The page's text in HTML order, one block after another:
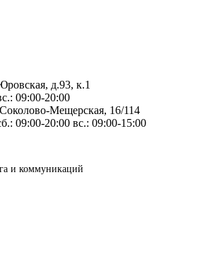
д.93, к.1
09:00-20:00
Мещерская, 16/114
09:00-20:00 вс.: 09:00-15:00
и коммуникаций